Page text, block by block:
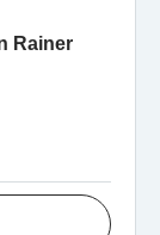
Rainer